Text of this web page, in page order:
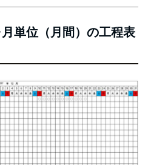
月単位（月間）の工程表